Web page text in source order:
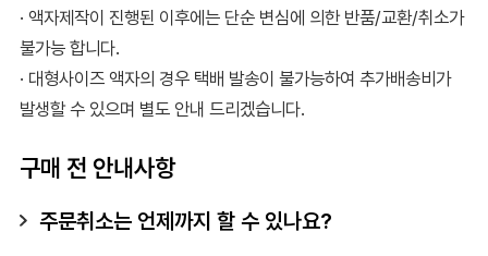
· 액자제작이 진행된 이후에는 단순 변심에 의한 반품/교환/취소가
불가능 합니다.
· 대형사이즈 액자의 경우 택배 발송이 불가능하여 추가배송비가
발생할 수 있으며 별도 안내 드리겠습니다.
구매 전 안내사항
주문취소는 언제까지 할 수 있나요?